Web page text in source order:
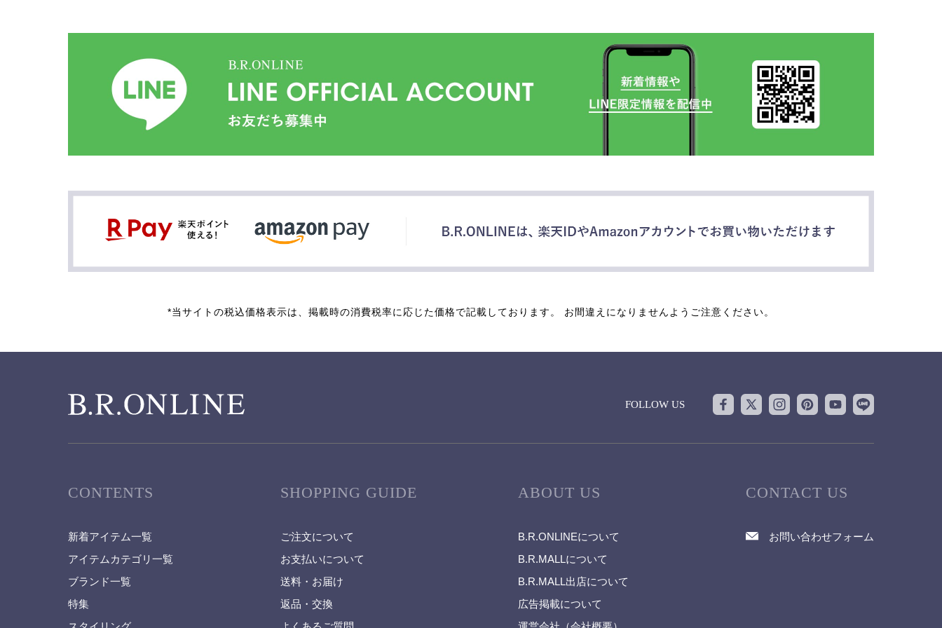
*当サイトの税込価格表示は、掲載時の消費税率に応じた価格で記載しております。 お間違えになりませんようご注意ください。
FOLLOW US
CONTENTS
新着アイテム一覧
アイテムカテゴリ一覧
ブランド一覧
特集
SHOPPING GUIDE
ご注文について
お支払いについて
送料・お届け
返品・交換
ABOUT US
B.R.ONLINEについて
B.R.MALLについて
B.R.MALL出店について
広告掲載について
CONTACT US
お問い合わせフォーム